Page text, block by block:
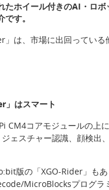
たホイール付きのAI・ロ
す。
」は、市場に出回ってい
」はスマート
CM4コアモジュールの上
ェスチャー認識、顔検出
版の「XGO-Rider」も
MicroBlocksプログラ